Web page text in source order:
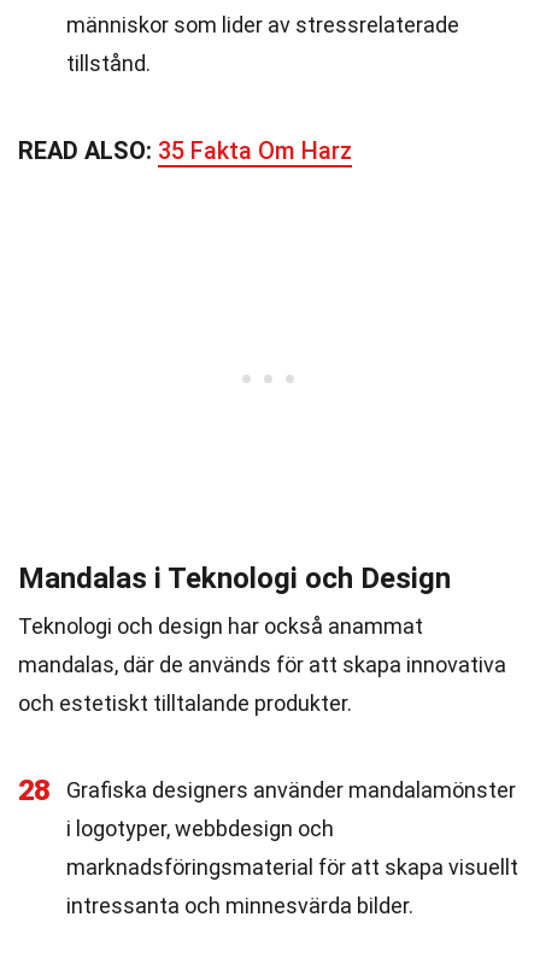
människor som lider av stressrelaterade
tillstånd.
READ ALSO: 35 Fakta Om Harz
Mandalas i Teknologi och Design
Teknologi och design har också anammat
mandalas, där de används för att skapa innovativa
och estetiskt tilltalande produkter.
28
Grafiska designers använder mandalamönster
i logotyper, webbdesign och
marknadsföringsmaterial för att skapa visuellt
intressanta och minnesvärda bilder.